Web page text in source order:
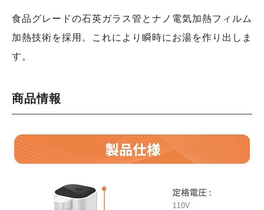
食品グレードの石英ガラス管とナノ電気加熱フィルム
加熱技術を採用。これにより瞬時にお湯を作り出しま
す。
商品情報